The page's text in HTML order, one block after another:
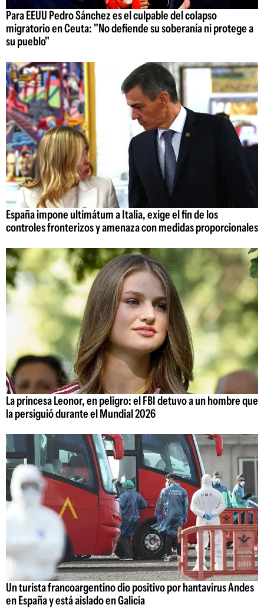
Para EEUU Pedro Sánchez es el culpable del colapso
migratorio en Ceuta: "No defiende su soberanía ni protege a
su pueblo"
España impone ultimátum a Italia, exige el fin de los
controles fronterizos y amenaza con medidas proporcionales
La princesa Leonor, en peligro: el FBI detuvo a un hombre que
la persiguió durante el Mundial 2026
Un turista francoargentino dio positivo por hantavirus Andes
en España y está aislado en Galicia